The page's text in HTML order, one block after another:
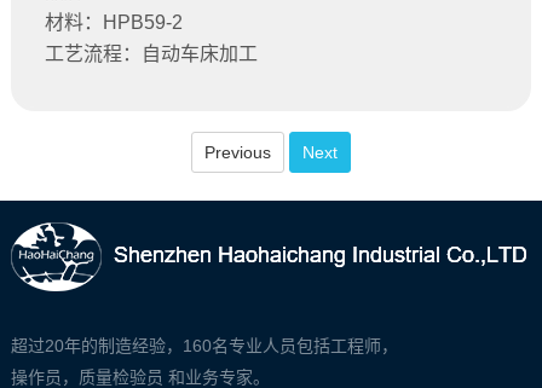
材料：HPB59-2
工艺流程：自动车床加工
Previous Next
超过20年的制造经验，160名专业人员包括工程师，
操作员，质量检验员 和业务专家。